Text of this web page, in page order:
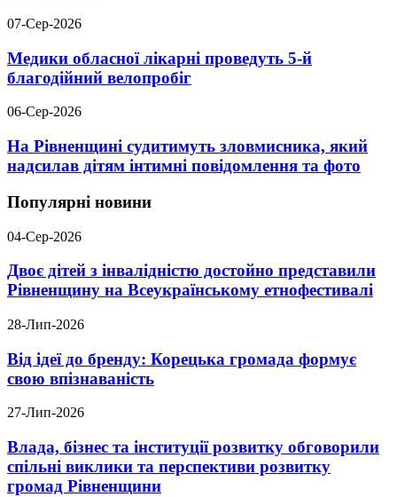
07-Сер-2026
Медики обласної лікарні проведуть 5-й
благодійний велопробіг
06-Сер-2026
На Рівненщині судитимуть зловмисника, який
надсилав дітям інтимні повідомлення та фото
Популярні новини
04-Сер-2026
Двоє дітей з інвалідністю достойно представили
Рівненщину на Всеукраїнському етнофестивалі
28-Лип-2026
Від ідеї до бренду: Корецька громада формує
свою впізнаваність
27-Лип-2026
Влада, бізнес та інституції розвитку обговорили
спільні виклики та перспективи розвитку
громад Рівненщини